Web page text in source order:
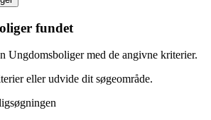
fundet
Ungdomsboliger med de angivne kriterier.
eller udvide dit søgeområde.